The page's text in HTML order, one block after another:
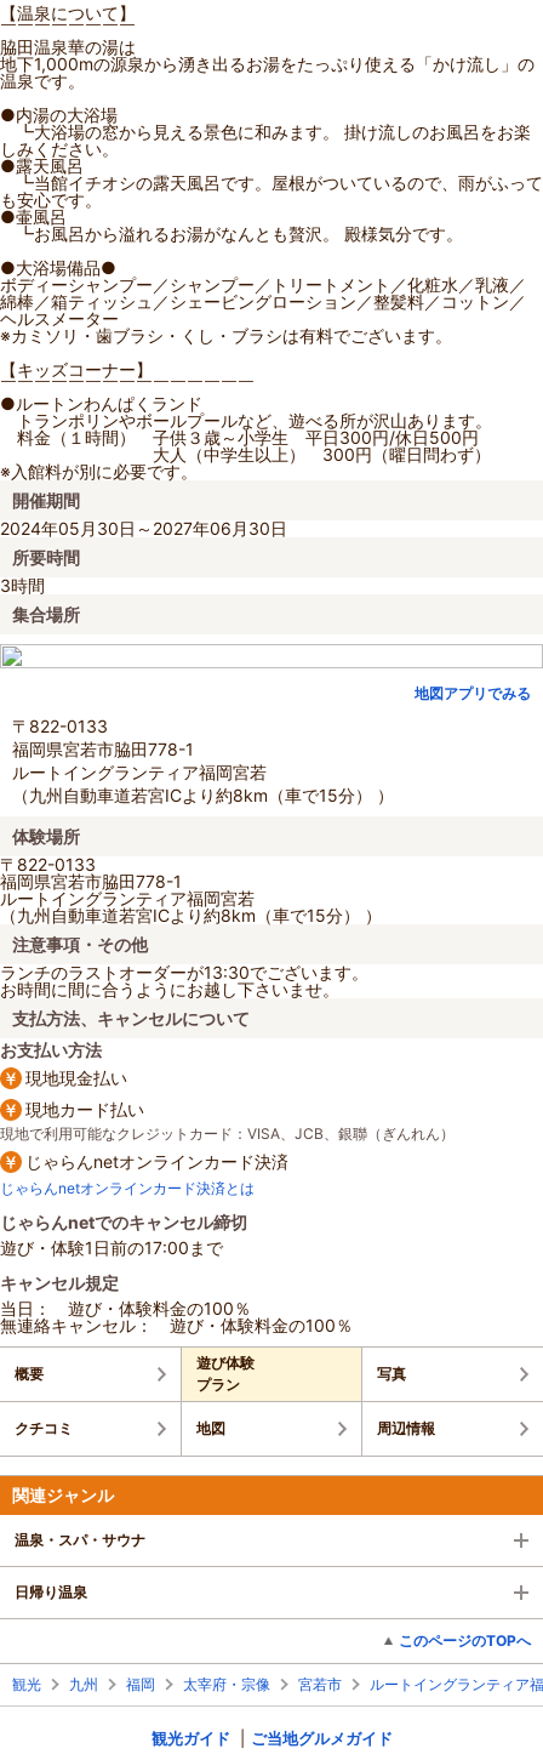
【温泉について】
￣￣￣￣￣￣￣￣
脇田温泉華の湯は
地下1,000mの源泉から湧き出るお湯をたっぷり使える「かけ流し」の
温泉です。
●内湯の大浴場
┗大浴場の窓から見える景色に和みます。 掛け流しのお風呂をお楽
しみください。
●露天風呂
┗当館イチオシの露天風呂です。屋根がついているので、雨がふって
も安心です。
●壷風呂
┗お風呂から溢れるお湯がなんとも贅沢。 殿様気分です。
●大浴場備品●
ボディーシャンプー／シャンプー／トリートメント／化粧水／乳液／
綿棒／箱ティッシュ／シェービングローション／整髪料／コットン／
ヘルスメーター
※カミソリ・歯ブラシ・くし・ブラシは有料でございます。
【キッズコーナー】
￣￣￣￣￣￣￣￣￣￣￣￣￣￣￣
●ルートンわんぱくランド
トランポリンやボールプールなど、遊べる所が沢山あります。
料金（１時間） 子供３歳～小学生 平日300円/休日500円
大人（中学生以上） 300円（曜日問わず）
※入館料が別に必要です。
開催期間
2024年05月30日～2027年06月30日
所要時間
3時間
集合場所
地図アプリでみる
〒822-0133
福岡県宮若市脇田778-1
ルートイングランティア福岡宮若
（九州自動車道若宮ICより約8km（車で15分） ）
体験場所
〒822-0133
福岡県宮若市脇田778-1
ルートイングランティア福岡宮若
（九州自動車道若宮ICより約8km（車で15分） ）
注意事項・その他
ランチのラストオーダーが13:30でございます。
お時間に間に合うようにお越し下さいませ。
支払方法、キャンセルについて
お支払い方法
現地現金払い
現地カード払い
現地で利用可能なクレジットカード：VISA、JCB、銀聯（ぎんれん）
じゃらんnetオンラインカード決済
じゃらんnetオンラインカード決済とは
じゃらんnetでのキャンセル締切
遊び・体験1日前の17:00まで
キャンセル規定
当日： 遊び・体験料金の100％
無連絡キャンセル： 遊び・体験料金の100％
概要
遊び体験
プラン
写真
クチコミ 地図 周辺情報
関連ジャンル
温泉・スパ・サウナ
日帰り温泉
このページのTOPへ
観光 九州 福岡 太宰府・宗像 宮若市 ルートイングランティア
観光ガイド ご当地グルメガイド